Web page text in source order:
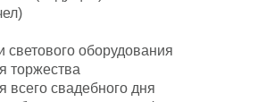
светового оборудования
торжества
всего свадебного дня